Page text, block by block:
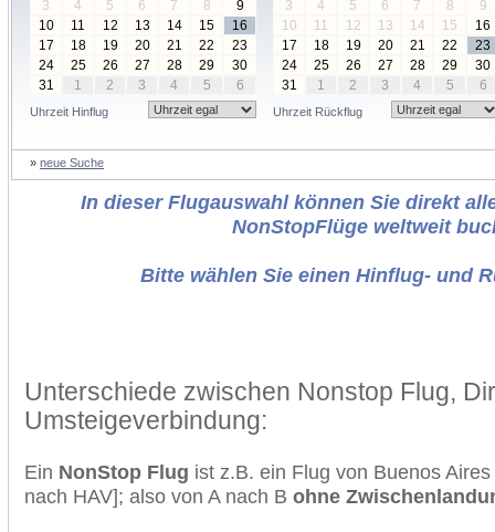
3
4 5 6 7 8
9
10
11 12 13 14 15
16
17
18 19 20 21 22
23
24
25 26 27 28 29
30
31
1 2 3 4 5 6
Uhrzeit Hinflug
3
4 5 6 7 8
9
10
11 12 13 14 15
16
17
18 19 20 21 22
23
24
25 26 27 28 29
30
31
1 2 3 4 5 6
Uhrzeit Rückflug
» neue Suche
In dieser Flugauswahl können Sie direkt
NonStopFlüge weltweit
Bitte wählen Sie einen Hinflug- und
Unterschiede zwischen Nonstop Flug,
Umsteigeverbindung:
Ein NonStop Flug ist z.B. ein Flug von Buenos
nach HAV]; also von A nach B ohne